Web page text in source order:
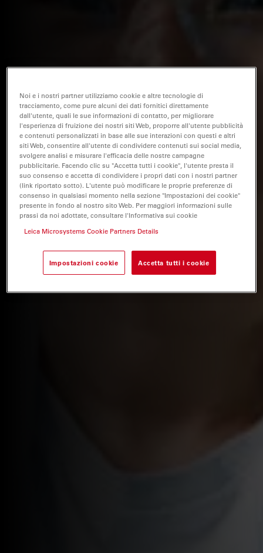
Noi e i nostri partner utilizziamo cookie e altre tecnologie di
tracciamento, come pure alcuni dei dati fornitici direttamente
dall'utente, quali le sue informazioni di contatto, per migliorare
l'esperienza di fruizione dei nostri siti Web, proporre all'utente pubblicità
e contenuti personalizzati in base alle sue interazioni con questi e altri
siti Web, consentire all'utente di condividere contenuti sui social media,
svolgere analisi e misurare l'efficacia delle nostre campagne
pubblicitarie. Facendo clic su "Accetta tutti i cookie", l'utente presta il
suo consenso e accetta di condividere i propri dati con i nostri partner
(link riportato sotto). L'utente può modificare le proprie preferenze di
consenso in qualsiasi momento nella sezione "Impostazioni dei cookie"
presente in fondo al nostro sito Web. Per maggiori informazioni sulle
prassi da noi adottate, consultare l'Informativa sui cookie
Leica Microsystems Cookie Partners Details
Impostazioni cookie Accetta tutti i cookie